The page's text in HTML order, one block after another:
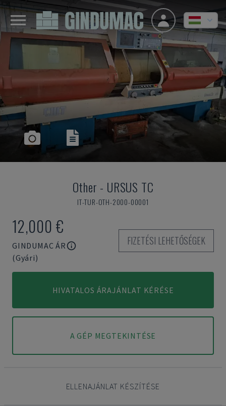
Other - URSUS TC
IT-TUR-OTH-2000-00001
12,000 €
GINDUMAC ÁR
(Gyári)
FIZETÉSI LEHETŐSÉGEK
HIVATALOS ÁRAJÁNLAT KÉRÉSE
A GÉP MEGTEKINTÉSE
ELLENAJÁNLAT KÉSZÍTÉSE